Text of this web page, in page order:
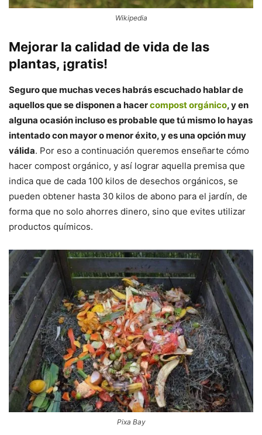
Wikipedia
Mejorar la calidad de vida de las
plantas, ¡gratis!
Seguro que muchas veces habrás escuchado hablar de
aquellos que se disponen a hacercompost orgánico, y en
alguna ocasión incluso es probable que tú mismo lo hayas
intentado con mayor o menor éxito, y es una opción muy
válida. Por eso a continuación queremos enseñarte cómo
hacer compost orgánico, y así lograr aquella premisa que
indica que de cada 100 kilos de desechos orgánicos, se
pueden obtener hasta 30 kilos de abono para el jardín, de
forma que no solo ahorres dinero, sino que evites utilizar
productos químicos.
Pixa Bay